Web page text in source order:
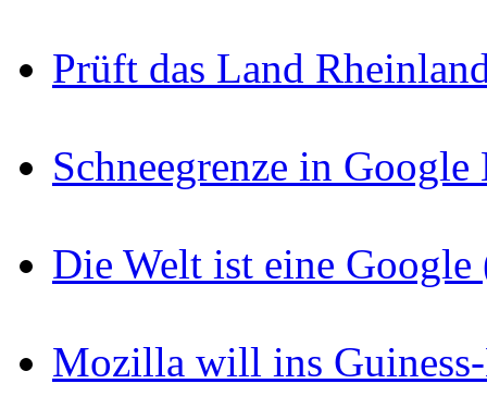
Prüft das Land
Schneegrenze in Google
Die Welt ist eine
Mozilla will ins